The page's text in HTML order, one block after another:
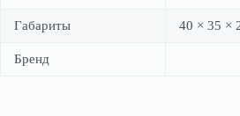
Габариты 40 × 35 ×
Бренд